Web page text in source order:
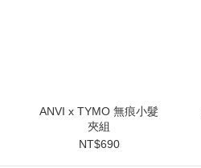
ANVI x TYMO 無痕小髮
夾組
NT$690